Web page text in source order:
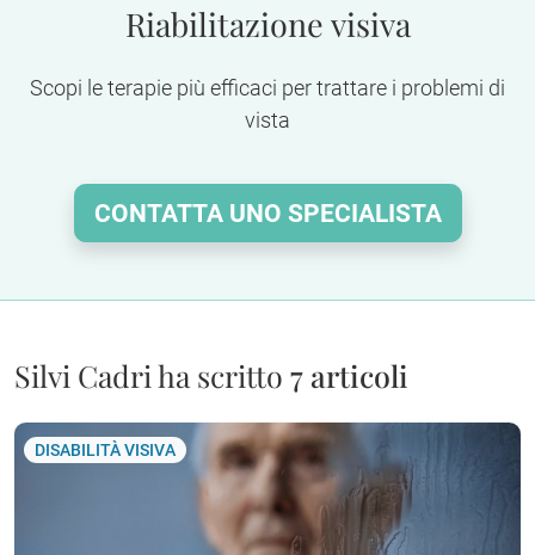
Riabilitazione visiva
Scopi le terapie più efficaci per trattare i problemi di
vista
CONTATTA UNO SPECIALISTA
Silvi Cadri ha scritto 7 articoli
DISABILITÀ VISIVA